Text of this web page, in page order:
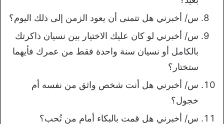
س/ أخبرني هل تتمنى أن يعود الزمن إلى ذلك اليوم؟
س/ أخبرني لو كان عليك الاختيار بين نسيان ذاكرتك
بالكامل أو نسيان سنة واحدة فقط من عمرك فأيهما
ستختار؟
س/ أخبرني هل أنت شخص واثق من نفسه أم
خجول؟
س/ أخبرني هل قمت بالبكاء أمام من تُحب؟